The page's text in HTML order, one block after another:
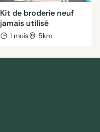
Kit de broderie neuf
jamais utilisé
1 mois 5km